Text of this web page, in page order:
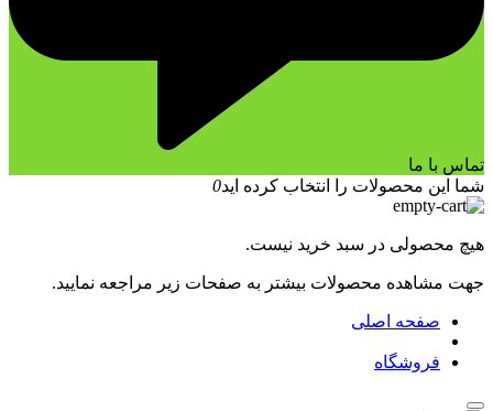
تماس با ما
شما این محصولات را انتخاب کرده اید0
هیچ محصولی در سبد خرید نیست.
جهت مشاهده محصولات بیشتر به صفحات زیر مراجعه نمایید.
صفحه اصلی
فروشگاه